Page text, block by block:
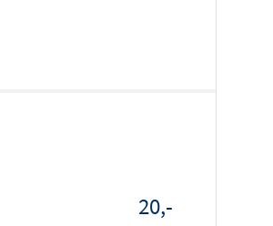
20,-